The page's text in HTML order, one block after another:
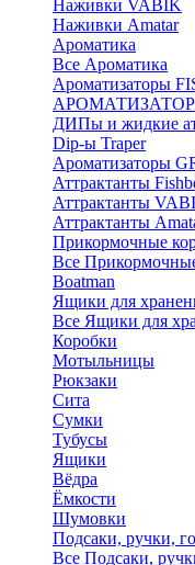
Наживки VABIK
Наживки Amatar
Ароматика
Все Ароматика
Ароматизаторы
ДИПы и жидкие
Dip-ы Traper
Ароматизаторы
Аттрактанты
Аттрактанты
Аттрактанты
Прикормочные
Все
Boatman
Ящики для
Все Ящики для
Коробки
Мотыльницы
Рюкзаки
Сита
Сумки
Тубусы
Ящики
Вёдра
Ёмкости
Шумовки
Подсаки, ручки,
Все Подсаки,